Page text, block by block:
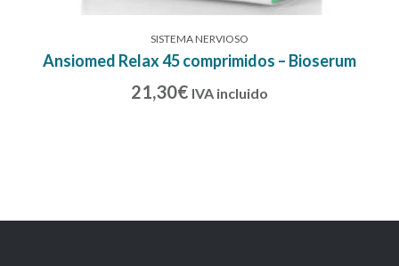
SISTEMA NERVIOSO
Ansiomed Relax 45 comprimidos – Bioserum
21,30€ IVA incluido